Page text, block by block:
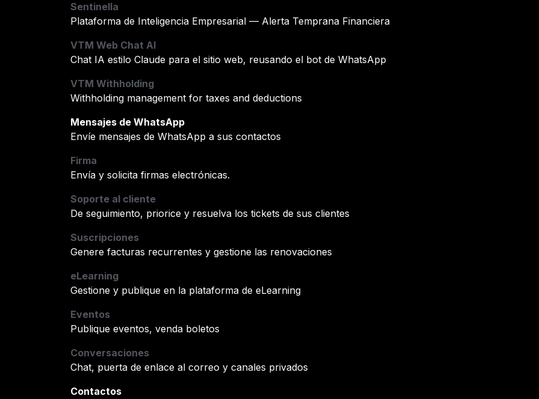
Sentinella
Plataforma de Inteligencia Empresarial — Alerta Temprana Financiera
VTM Web Chat AI
Chat IA estilo Claude para el sitio web, reusando el bot de WhatsApp
VTM Withholding
Withholding management for taxes and deductions
Mensajes de WhatsApp
Envíe mensajes de WhatsApp a sus contactos
Firma
Envía y solicita firmas electrónicas.
Soporte al cliente
De seguimiento, priorice y resuelva los tickets de sus clientes
Suscripciones
Genere facturas recurrentes y gestione las renovaciones
eLearning
Gestione y publique en la plataforma de eLearning
Eventos
Publique eventos, venda boletos
Conversaciones
Chat, puerta de enlace al correo y canales privados
Contactos